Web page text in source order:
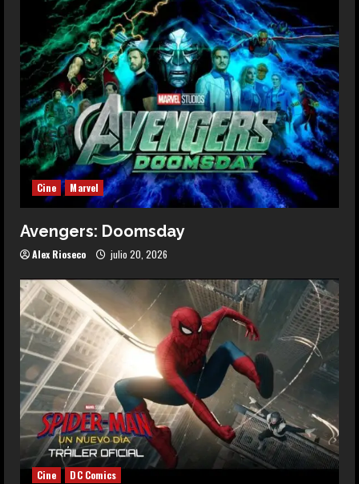
Cine Marvel
Avengers: Doomsday
Alex Rioseco julio 20, 2026
Cine DC Comics